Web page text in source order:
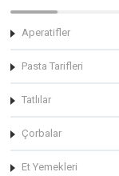
Aperatifler
Pasta Tarifleri
Tatlılar
Çorbalar
Et Yemekleri